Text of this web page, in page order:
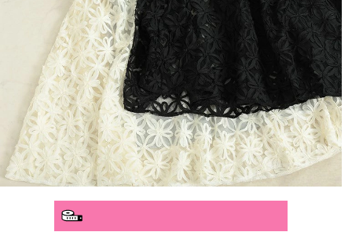
分かりやすいサイズガイド>>